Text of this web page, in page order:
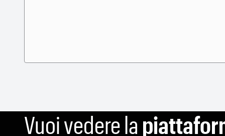
Vuoi vedere la